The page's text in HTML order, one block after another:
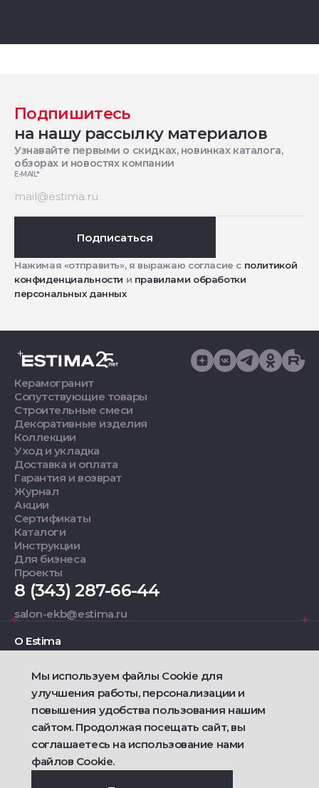
Подпишитесь
на нашу рассылку материалов
Узнавайте первыми о скидках, новинках каталога,
обзорах и новостях компании
E-MAIL*
Подписаться
Нажимая «отправить», я выражаю согласие с политикой
конфиденциальности и правилами обработки
персональных данных
Керамогранит
Сопутствующие товары
Строительные смеси
Декоративные изделия
Коллекции
Уход и укладка
Доставка и оплата
Гарантия и возврат
Журнал
Акции
Сертификаты
Каталоги
Инструкции
Для бизнеса
Проекты
8 (343) 287-66-44
salon-ekb@estima.ru
О Estima
Дизайнерам
Фирменные салоны
2021 — 2026 © Estima
Политика конфиденциальности
Договор публичной оферты о продаже товаров
Мы используем файлы Cookie для
улучшения работы, персонализации и
повышения удобства пользования нашим
сайтом. Продолжая посещать сайт, вы
соглашаетесь на использование нами
файлов Cookie.